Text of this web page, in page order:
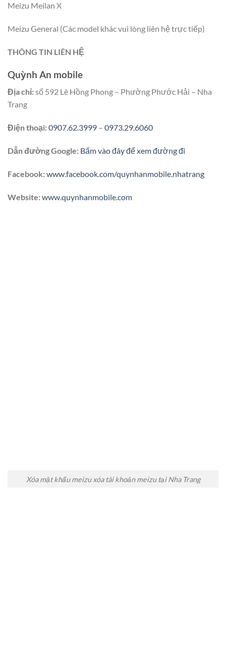
Meizu Meilan X
Meizu General (Các model khác vui lòng liên hệ trực tiếp)
THÔNG TIN LIÊN HỆ
Quỳnh An mobile
Địa chỉ:số 592 Lê Hồng Phong – Phường Phước Hải – Nha
Trang
Điện thoại:0907.62.3999 – 0973.29.6060
Dẫn đường Google: Bấm vào đây để xem đường đi
Facebook:www.facebook.com/quynhanmobile.nhatrang
Website:www.quynhanmobile.com
Xóa mật khẩu meizu xóa tài khoản meizu tại Nha Trang